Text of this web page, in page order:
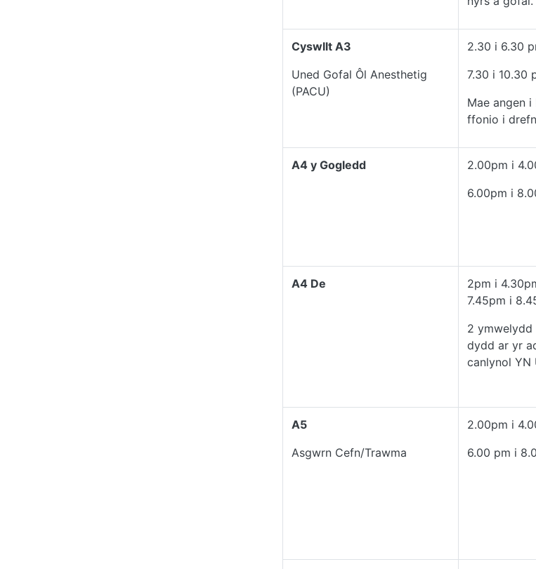
Cyswllt A3
Uned Gofal Ôl Anesthetig
(PACU)
2.30 i 6.30
7.30 i 10.30
Mae angen
ffonio i
A4 y Gogledd
2.00pm i
6.00pm i
A4 De
2pm i
7.45pm i
2
dydd ar yr
canlynol YN
A5
Asgwrn Cefn/Trawma
2.00pm i
6.00 pm i